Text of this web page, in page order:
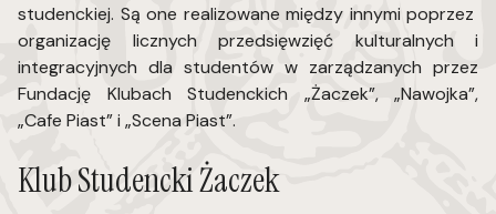
studenckiej. Są one realizowane między innymi poprzez
organizację licznych przedsięwzięć kulturalnych i
integracyjnych dla studentów w zarządzanych przez
Fundację Klubach Studenckich „Żaczek”, „Nawojka”,
„Cafe Piast” i „Scena Piast”.
Klub Studencki Żaczek